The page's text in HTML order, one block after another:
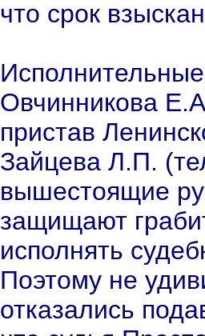
что срок
Овчинникова
пристав
Зайцева Л.П.
вышестоящие
защищают
исполнять
Поэтому не
отказались